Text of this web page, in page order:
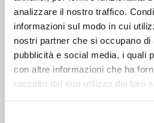
analizzare il nostro traffico.
informazioni sul modo in cui
nostri partner che si occupano di
pubblicità e social media, i quali
con altre informazioni che ha
raccolto dal suo utilizzo dei loro